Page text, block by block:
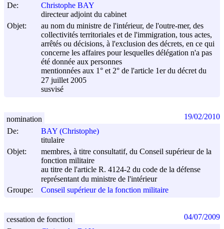
De:
Christophe BAY
directeur adjoint du cabinet
Objet:
au nom du ministre de l'intérieur, de l'outre-mer, des
collectivités territoriales et de l'immigration, tous actes,
arrêtés ou décisions, à l'exclusion des décrets, en ce qui
concerne les affaires pour lesquelles délégation n'a pas
été donnée aux personnes
mentionnées aux 1° et 2° de l'article 1er du décret du
27 juillet 2005
susvisé
De:
BAY (Christophe)
titulaire
Objet:
membres, à titre consultatif, du Conseil supérieur de la
fonction militaire
au titre de l'article R. 4124-2 du code de la défense
représentant du ministre de l'intérieur
Groupe:
Conseil supérieur de la fonction militaire
nomination 19/02/2010
cessation de fonction 04/07/2009